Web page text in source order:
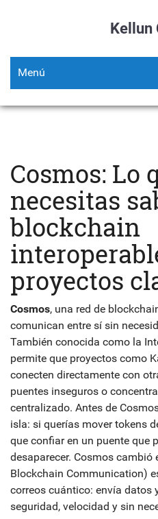
Kellun
Menú
Cosmos: Lo
necesitas
blockchain
proyectos
Cosmos, una red de
comunican entre sí sin
También conocida como la
permite que proyectos como
conecten directamente con
puentes inseguros o
centralizado. Antes de
isla: si querías mover tokens
que confiar en un puente que
desaparecer. Cosmos cambió
Blockchain Communication)
correos cuántico: envía datos
seguridad, velocidad y sin